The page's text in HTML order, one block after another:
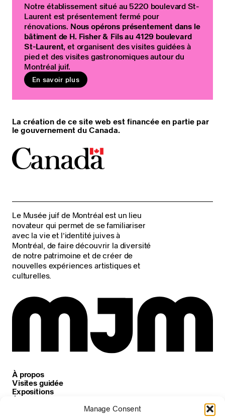
Manage Consent
Notre établissement situé au 5220 boulevard St-
Laurent est présentement fermé pour
rénovations. Nous opérons présentement dans le
bâtiment de H. Fisher & Fils au 4129 boulevard
St-Laurent, et organisent des visites guidées à
pied et des visites gastronomiques autour du
Montréal juif.
En savoir plus
La création de ce site web est financée en partie par
le gouvernement du Canada.
Le Musée juif de Montréal est un lieu
novateur qui permet de se familiariser
avec la vie et l’identité juives à
Montréal, de faire découvrir la diversité
de notre patrimoine et de créer de
nouvelles expériences artistiques et
culturelles.
À propos
Visites guidée
Expositions
Événements